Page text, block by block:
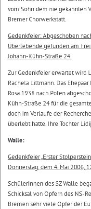
vom Sohn dem nie gekannten
Bremer Chorwerkstatt.
Gedenkfeier: Abgeschoben
Überlebende gefunden am
Johann-Kühn-Straße 24.
Zur Gedenkfeier erwartet wird
Rachela Littmann. Das
Rosa 1938 nach Polen
Kühn-Straße 24 für die
doch im Verlaufe der
überlebt hatte. Ihre Tochter
Walle:
Gedenkfeier „Erster
Donnerstag, dem 4. Mai 2006,
SchülerInnen des SZ Walle
Schicksal von Opfern des NS-
Bremen sehr viele Opfer der